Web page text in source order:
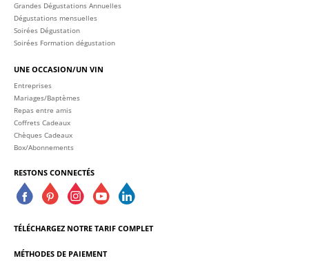
Grandes Dégustations Annuelles
Dégustations mensuelles
Soirées Dégustation
Soirées Formation dégustation
UNE OCCASION/UN VIN
Entreprises
Mariages/Baptèmes
Repas entre amis
Coffrets Cadeaux
Chèques Cadeaux
Box/Abonnements
RESTONS CONNECTÉS
TÉLÉCHARGEZ NOTRE TARIF COMPLET
MÉTHODES DE PAIEMENT